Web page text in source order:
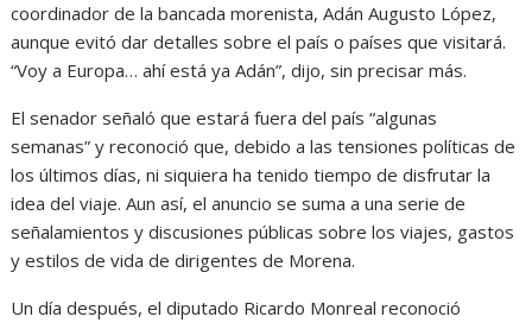
coordinador de la bancada morenista, Adán Augusto López,
aunque evitó dar detalles sobre el país o países que visitará.
“Voy a Europa… ahí está ya Adán”, dijo, sin precisar más.
El senador señaló que estará fuera del país “algunas
semanas” y reconoció que, debido a las tensiones políticas de
los últimos días, ni siquiera ha tenido tiempo de disfrutar la
idea del viaje. Aun así, el anuncio se suma a una serie de
señalamientos y discusiones públicas sobre los viajes, gastos
y estilos de vida de dirigentes de Morena.
Un día después, el diputado Ricardo Monreal reconoció